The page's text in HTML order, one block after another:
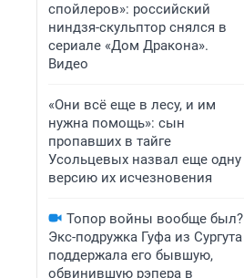
спойлеров»: российский
ниндзя-скульптор снялся в
сериале «Дом Дракона».
Видео
«Они всё еще в лесу, и им
нужна помощь»: сын
пропавших в тайге
Усольцевых назвал еще одну
версию их исчезновения
Топор войны вообще был?
Экс-подружка Гуфа из Сургута
поддержала его бывшую,
обвинившую рэпера в